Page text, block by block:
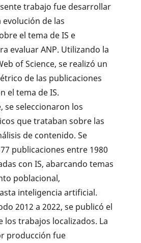
trabajo fue desarrollar
evolución de las
el tema de IS e
evaluar ANP. Utilizando la
of Science, se realizó un
de las publicaciones
el tema de IS.
se seleccionaron los
que trataban sobre las
de contenido. Se
publicaciones entre 1980
con IS, abarcando temas
poblacional,
inteligencia artificial.
2012 a 2022, se publicó el
los trabajos localizados. La
producción fue